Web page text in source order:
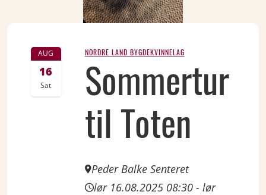
AUG
16
Sat
NORDRE LAND BYGDEKVINNELAG
Sommertur
til Toten
Peder Balke Senteret
lør 16.08.2025 08:30- lør